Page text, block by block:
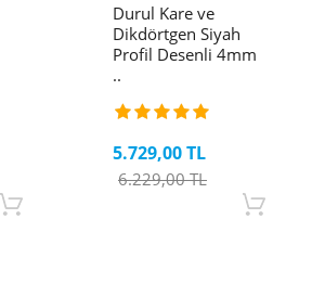
Durul Kare ve
Dikdörtgen Siyah
Profil Desenli 4mm
..
5.729,00 TL
6.229,00 TL